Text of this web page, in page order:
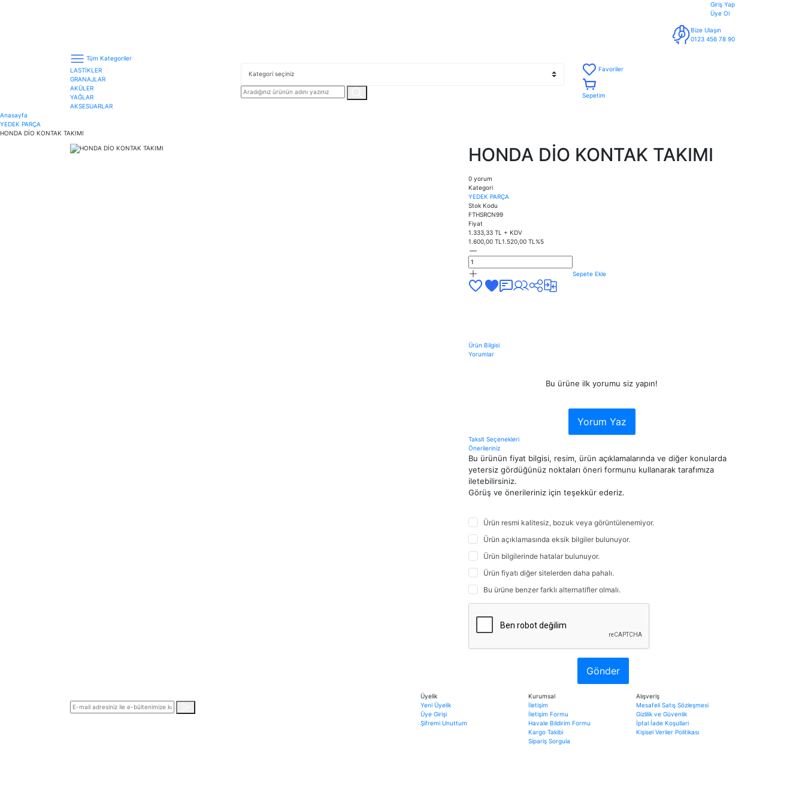
Giriş Yap
Üye Ol
Bize Ulaşın
0123 456 78 90
Tüm Kategoriler
LASTİKLER
GRANAJLAR
AKÜLER
YAĞLAR
AKSESUARLAR
Favoriler
Sepetim
Anasayfa
YEDEK PARÇA
HONDA DİO KONTAK TAKIMI
HONDA DİO KONTAK TAKIMI
0 yorum
Kategori
YEDEK PARÇA
Stok Kodu
FTHSRCN99
Fiyat
1.333,33 TL + KDV
1.600,00 TL 1.520,00 TL %5
Sepete Ekle
Ürün Bilgisi
Yorumlar
Bu ürüne ilk yorumu siz yapın!
Yorum Yaz
Taksit Seçenekleri
Önerileriniz
Bu ürünün fiyat bilgisi, resim, ürün açıklamalarında ve diğer konularda
yetersiz gördüğünüz noktaları öneri formunu kullanarak tarafımıza
iletebilirsiniz.
Görüş ve önerileriniz için teşekkür ederiz.
Ürün resmi kalitesiz, bozuk veya görüntülenemiyor.
Ürün açıklamasında eksik bilgiler bulunuyor.
Ürün bilgilerinde hatalar bulunuyor.
Ürün fiyatı diğer sitelerden daha pahalı.
Bu ürüne benzer farklı alternatifler olmalı.
Gönder
Üyelik
Yeni Üyelik
Üye Girişi
Şifremi Unuttum
Kurumsal
İletişim
İletişim Formu
Havale Bildirim Formu
Kargo Takibi
Sipariş Sorgula
Alışveriş
Mesafeli Satış Sözleşmesi
Gizlilik ve Güvenlik
İptal İade Koşullari
Kişisel Veriler Politikası